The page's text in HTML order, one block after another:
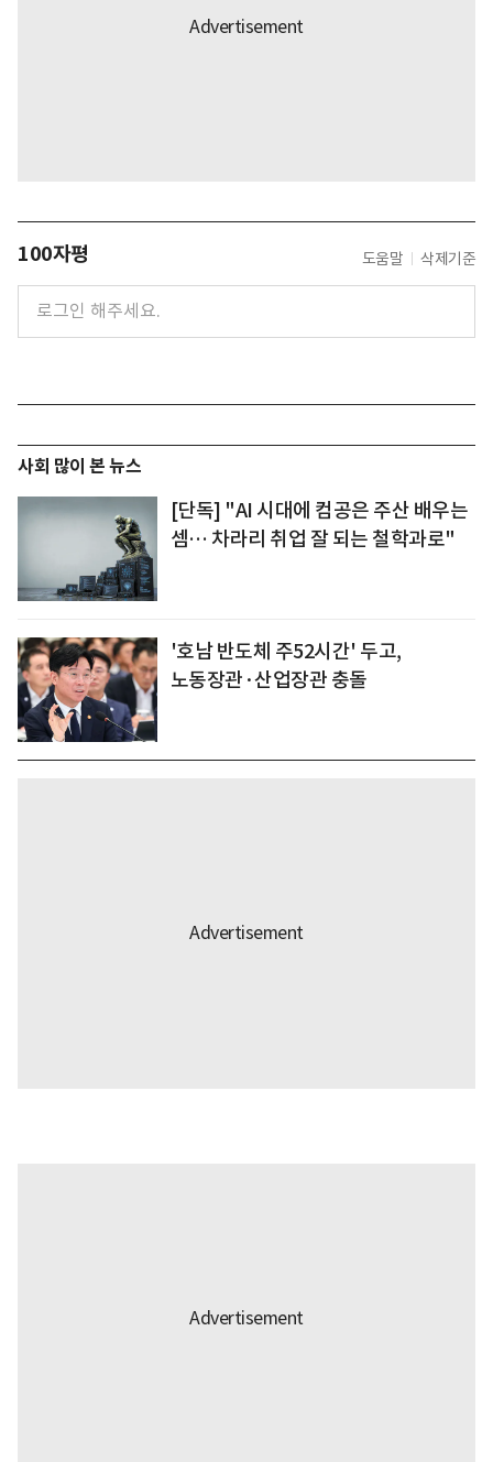
100자평 도움말 삭제기준
사회 많이 본 뉴스
[단독] "AI 시대에 컴공은 주산 배우는
셈… 차라리 취업 잘 되는 철학과로"
'호남 반도체 주52시간' 두고,
노동장관·산업장관 충돌